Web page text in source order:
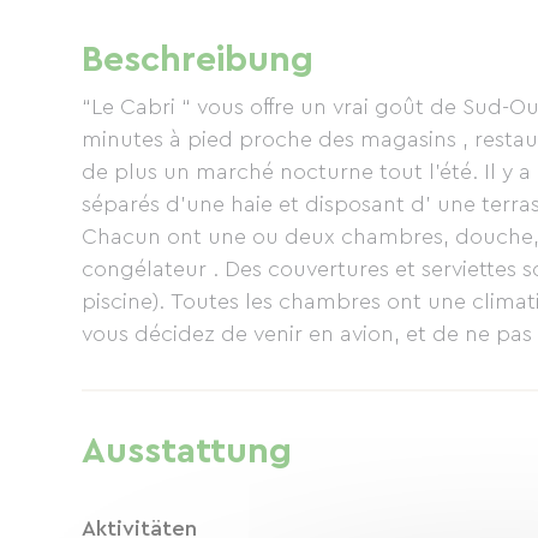
Beschreibung
“Le Cabri “ vous offre un vrai goût de Sud-Ouest à proximité du château de Duras situé à 10
minutes à pied proche des magasins ,
de plus un marché nocturne tout l’été. Il y a en tout 12
séparés d’une haie et disposant d’ une terrasse avec table et barbecue à
Chacun ont une ou deux chambres, douche, WC et cuisine équipée de
congélateur . Des couvertures et serviettes
piscine). Toutes les chambres ont une
vous décidez de venir en avion, et de ne pas louer de voiture (le centre-ville de Duras est
Ferry.
Ausstattung
Aktivitäten